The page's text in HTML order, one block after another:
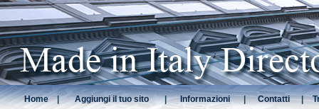
Home | Aggiungi il tuo sito | Informazioni | Contatti |